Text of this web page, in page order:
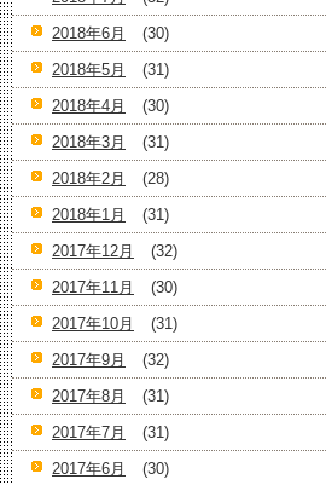
2018年6月
(30)
2018年5月
(31)
2018年4月
(30)
2018年3月
(31)
2018年2月
(28)
2018年1月
(31)
2017年12月
(32)
2017年11月
(30)
2017年10月
(31)
2017年9月
(32)
2017年8月
(31)
2017年7月
(31)
2017年6月
(30)